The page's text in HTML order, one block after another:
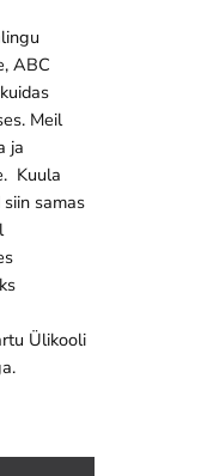
ABC
Meil
ja
Kuula
samas
Ülikooli